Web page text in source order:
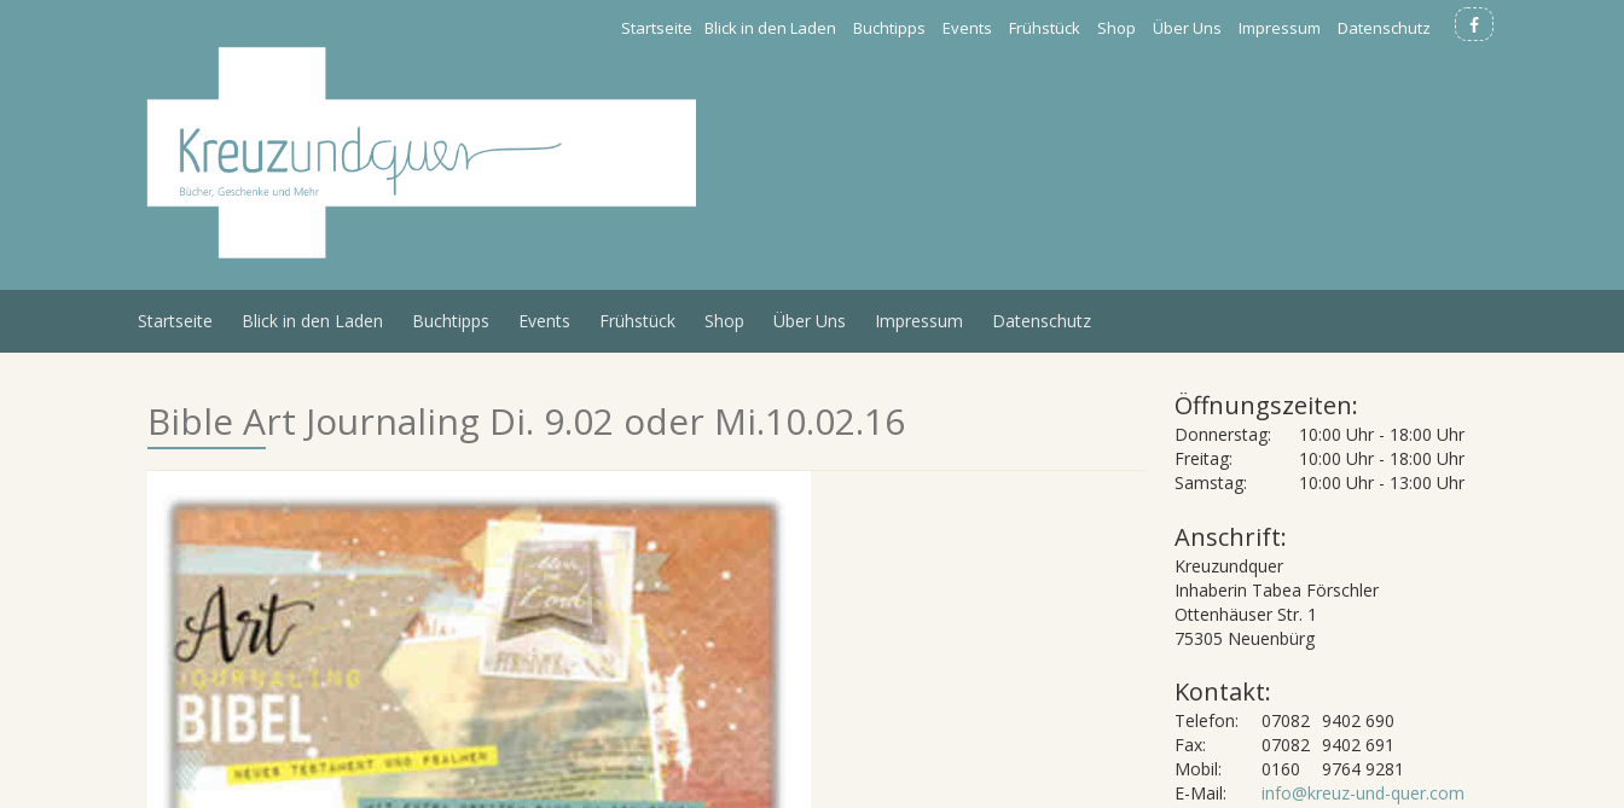
Startseite Blick in den Laden Buchtipps Events Frühstück Shop Über Uns Impressum Datenschutz
Startseite Blick in den Laden Buchtipps Events Frühstück Shop Über Uns Impressum Datenschutz
Bible Art Journaling Di. 9.02 oder Mi.10.02.16 Öffnungszeiten:
Donnerstag:
10:00 Uhr - 18:00 Uhr
Freitag:
10:00 Uhr - 18:00 Uhr
Samstag:
10:00 Uhr - 13:00 Uhr
Anschrift:
Kreuzundquer
Inhaberin Tabea Förschler
Ottenhäuser Str. 1
75305 Neuenbürg
Kontakt:
Telefon: 07082 9402 690
Fax:
07082 9402 691
Mobil:
0160
9764 9281
E-Mail:
info@kreuz-und-quer.com